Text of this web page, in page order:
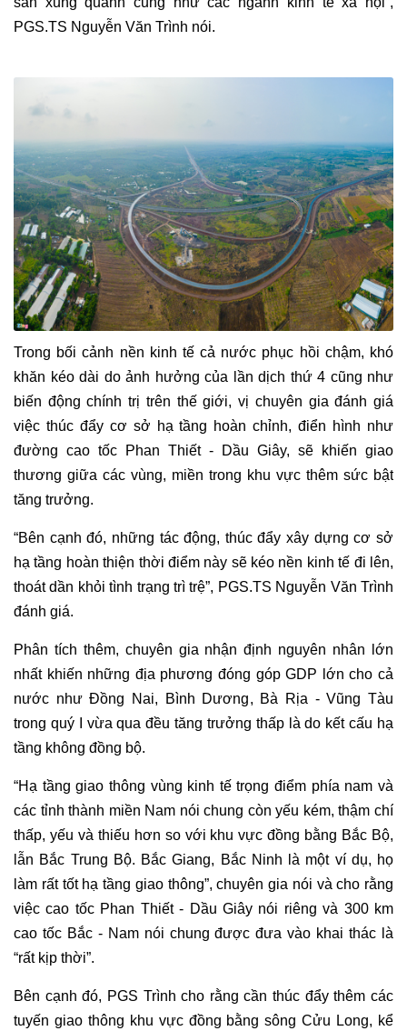
PGS.TS Nguyễn Văn Trình nói.
Trong bối cảnh nền kinh tế cả nước phục hồi chậm, khó
khăn kéo dài do ảnh hưởng của lần dịch thứ 4 cũng như
biến động chính trị trên thế giới, vị chuyên gia đánh giá
việc thúc đẩy cơ sở hạ tầng hoàn chỉnh, điển hình như
đường cao tốc Phan Thiết - Dầu Giây, sẽ khiến giao
thương giữa các vùng, miền trong khu vực thêm sức bật
tăng trưởng.
“Bên cạnh đó, những tác động, thúc đẩy xây dựng cơ sở
hạ tầng hoàn thiện thời điểm này sẽ kéo nền kinh tế đi lên,
thoát dần khỏi tình trạng trì trệ”, PGS.TS Nguyễn Văn Trình
đánh giá.
Phân tích thêm, chuyên gia nhận định nguyên nhân lớn
nhất khiến những địa phương đóng góp GDP lớn cho cả
nước như Đồng Nai, Bình Dương, Bà Rịa - Vũng Tàu
trong quý I vừa qua đều tăng trưởng thấp là do kết cấu hạ
tầng không đồng bộ.
“Hạ tầng giao thông vùng kinh tế trọng điểm phía nam và
các tỉnh thành miền Nam nói chung còn yếu kém, thậm chí
thấp, yếu và thiếu hơn so với khu vực đồng bằng Bắc Bộ,
lẫn Bắc Trung Bộ. Bắc Giang, Bắc Ninh là một ví dụ, họ
làm rất tốt hạ tầng giao thông”, chuyên gia nói và cho rằng
việc cao tốc Phan Thiết - Dầu Giây nói riêng và 300 km
cao tốc Bắc - Nam nói chung được đưa vào khai thác là
“rất kịp thời”.
Bên cạnh đó, PGS Trình cho rằng cần thúc đẩy thêm các
tuyến giao thông khu vực đồng bằng sông Cửu Long, kể